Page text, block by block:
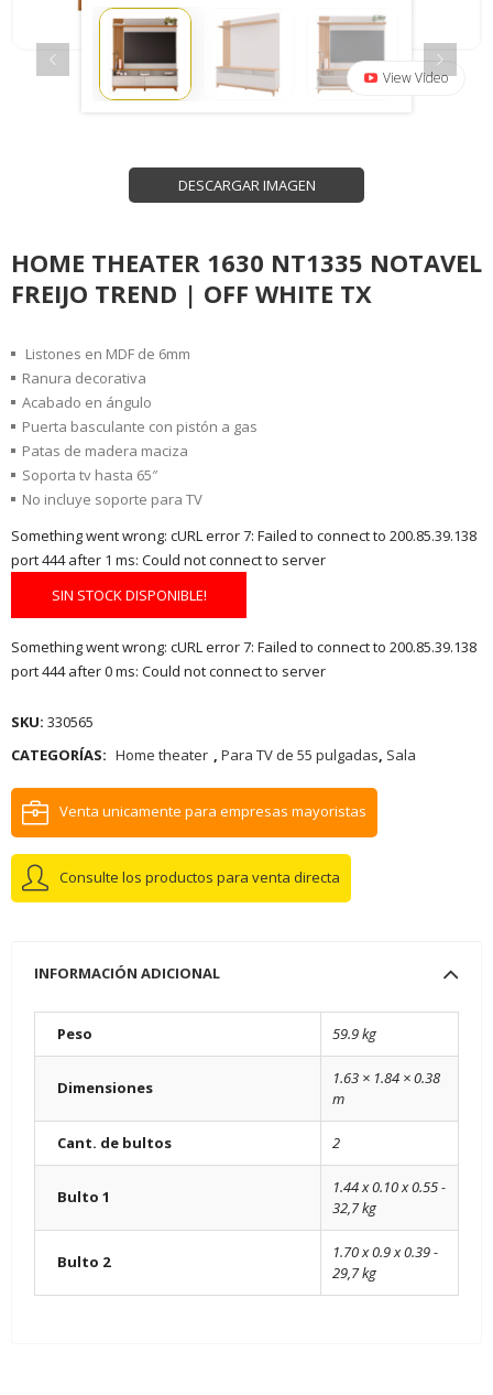
View Video
DESCARGAR IMAGEN
HOME THEATER 1630 NT1335 NOTAVEL
FREIJO TREND | OFF WHITE TX
Listones en MDF de 6mm
Ranura decorativa
Acabado en ángulo
Puerta basculante con pistón a gas
Patas de madera maciza
Soporta tv hasta 65″
No incluye soporte para TV
Something went wrong: cURL error 7: Failed to connect to 200.85.39.138
port 444 after 1 ms: Could not connect to server
SIN STOCK DISPONIBLE!
Something went wrong: cURL error 7: Failed to connect to 200.85.39.138
port 444 after 0 ms: Could not connect to server
SKU: 330565
CATEGORÍAS: Home theater , Para TV de 55 pulgadas, Sala
Venta unicamente para empresas mayoristas
Consulte los productos para venta directa
INFORMACIÓN ADICIONAL
Peso 59.9 kg
Dimensiones
1.63 × 1.84 × 0.38
m
Cant. de bultos 2
Bulto 1
1.44 x 0.10 x 0.55 -
32,7 kg
Bulto 2
1.70 x 0.9 x 0.39 -
29,7 kg